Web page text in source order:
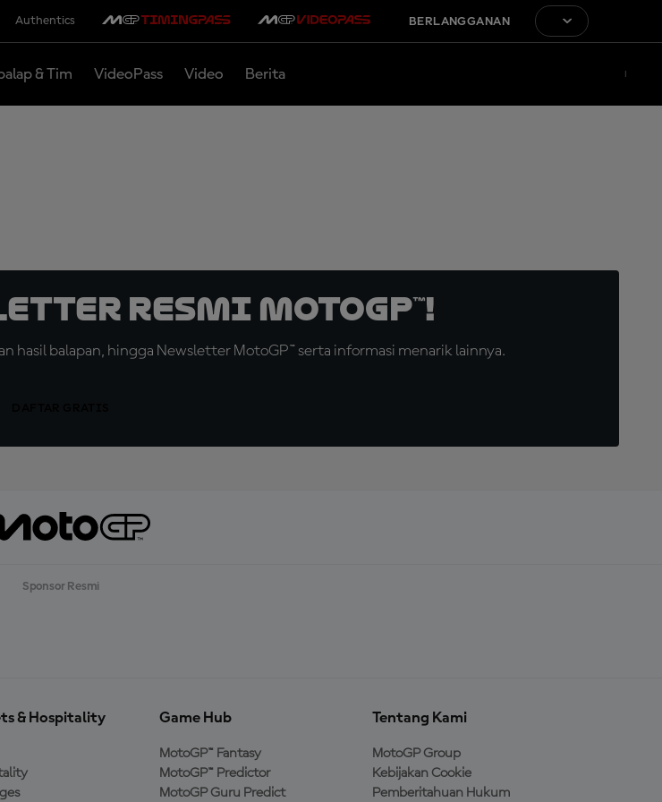
Authentics BERLANGGANAN
& Tim VideoPass Video Berita
Resmi MotoGP™!
hasil balapan, hingga Newsletter MotoGP™ serta informasi menarik lainnya.
Sponsor Resmi
& Hospitality Game Hub
MotoGP™ Fantasy
MotoGP™ Predictor
MotoGP Guru Predict
Tentang Kami
MotoGP Group
Kebijakan Cookie
Pemberitahuan Hukum